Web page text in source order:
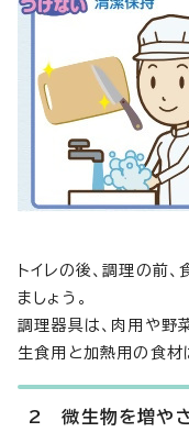
トイレの後、調理の前
ましょう。
調理器具は、肉用や野
生食用と加熱用の食材
2 微生物を増や